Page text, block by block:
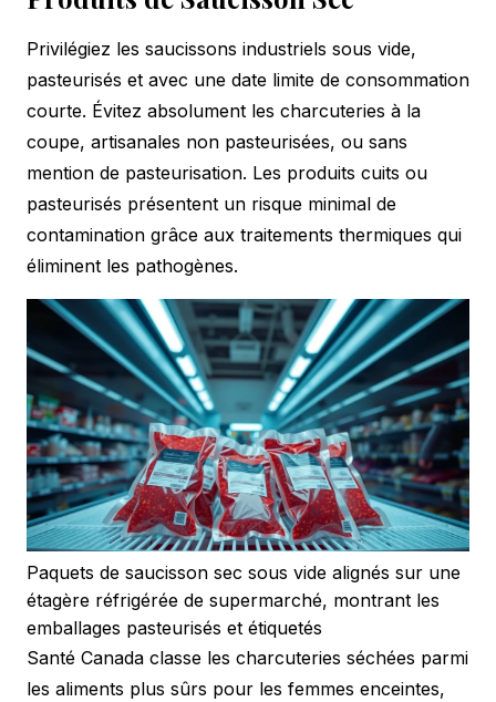
Privilégiez les saucissons industriels sous vide,
pasteurisés et avec une date limite de consommation
courte. Évitez absolument les charcuteries à la
coupe, artisanales non pasteurisées, ou sans
mention de pasteurisation. Les produits cuits ou
pasteurisés présentent un risque minimal de
contamination grâce aux traitements thermiques qui
éliminent les pathogènes.
Paquets de saucisson sec sous vide alignés sur une
étagère réfrigérée de supermarché, montrant les
emballages pasteurisés et étiquetés
Santé Canada classe les charcuteries séchées parmi
les aliments plus sûrs pour les femmes enceintes,